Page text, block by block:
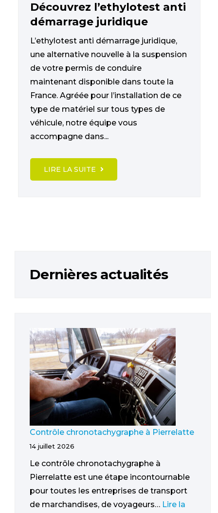
Découvrez l’ethylotest anti
démarrage juridique
L’ethylotest anti démarrage juridique,
une alternative nouvelle à la suspension
de votre permis de conduire
maintenant disponible dans toute la
France. Agréée pour l’installation de ce
type de matériel sur tous types de
véhicule, notre équipe vous
accompagne dans...
LIRE LA SUITE
Dernières actualités
Contrôle chronotachygraphe à Pierrelatte
14 juillet 2026
Le contrôle chronotachygraphe à
Pierrelatte est une étape incontournable
pour toutes les entreprises de transport
de marchandises, de voyageurs… Lire la